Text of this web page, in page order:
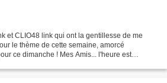
et CLIO48 link qui ont la gentillesse de me
le thème de cette semaine, amorcé
ce dimanche ! Mes Amis... l'heure est